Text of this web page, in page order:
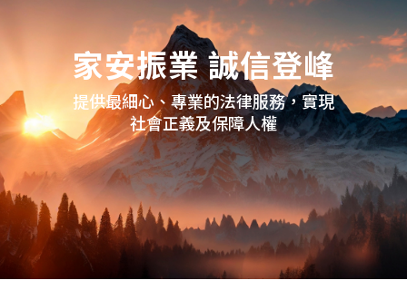
家安振業 誠信登峰
提供最細心、專業的法律服務，實現
社會正義及保障人權